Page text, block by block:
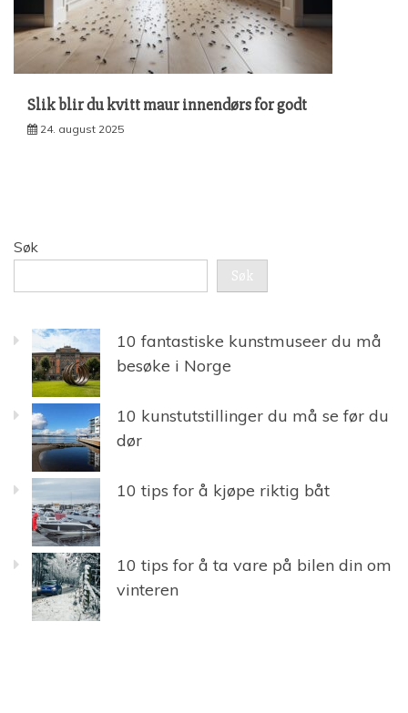
Slik blir du kvitt maur innendørs for godt
24. august 2025
Søk
Søk
10 fantastiske kunstmuseer du må
besøke i Norge
10 kunstutstillinger du må se før du
dør
10 tips for å kjøpe riktig båt
10 tips for å ta vare på bilen din om
vinteren